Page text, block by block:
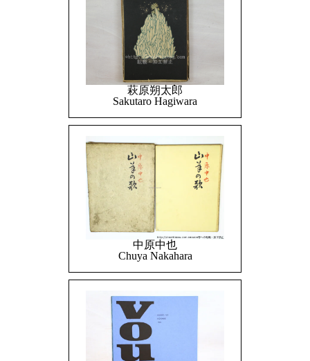
萩原朔太郎
Sakutaro Hagiwara
中原中也
Chuya Nakahara